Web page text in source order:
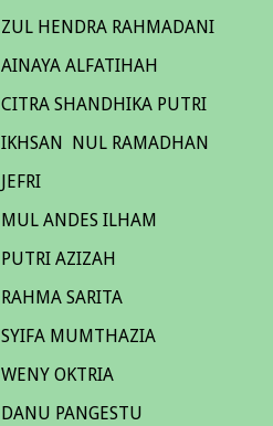
ZUL HENDRA RAHMADANI
AINAYA ALFATIHAH
CITRA SHANDHIKA PUTRI
IKHSAN NUL RAMADHAN
JEFRI
MUL ANDES ILHAM
PUTRI AZIZAH
RAHMA SARITA
SYIFA MUMTHAZIA
WENY OKTRIA
DANU PANGESTU